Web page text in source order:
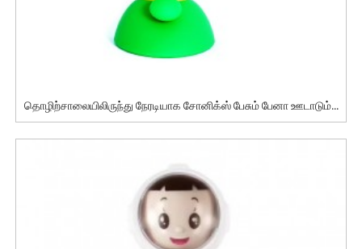
தொழிற்சாலையிலிருந்து நேரடியாக சோனிக்ஸ் பேசும் பேனா ஊடாடும்...